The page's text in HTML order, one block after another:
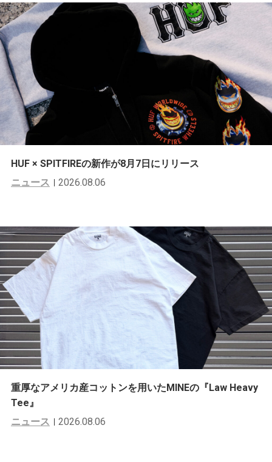
HUF × SPITFIREの新作が8月7日にリリース
ニュース
2026.08.06
重厚なアメリカ産コットンを用いたMINEの『Law Heavy
Tee』
ニュース
2026.08.06